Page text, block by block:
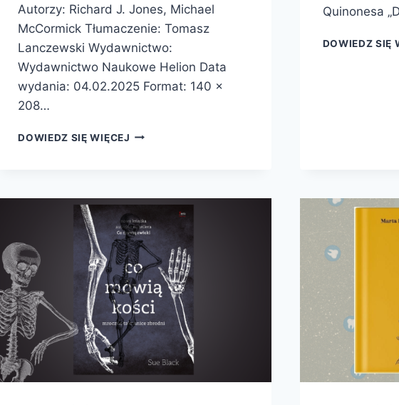
Autorzy: Richard J. Jones, Michael
McCormick Tłumaczenie: Tomasz
Lanczewski Wydawnictwo:
Wydawnictwo Naukowe Helion Data
wydania: 04.02.2025 Format: 140 x
208…
DOWIEDZ SIĘ WIĘCEJ BUNT
I
ZAGADKACH
RAKA
–
PREMIERA
Quinonesa
DOWIEDZ SIĘ